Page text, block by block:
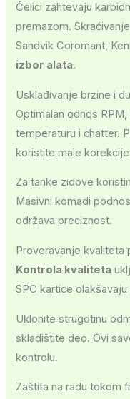
Čelici zahtevaju
premazom.
Sandvik Coromant,
izbor alata.
Usklađivanje brzine i
Optimalan odnos
temperaturu i chatter.
koristite male
Za tanke zidove
Masivni komadi
održava preciznost.
Proveravanje kvaliteta
Kontrola kvaliteta
SPC kartice
Uklonite strugotinu
skladištite deo. Ovi
kontrolu.
Zaštita na radu tokom